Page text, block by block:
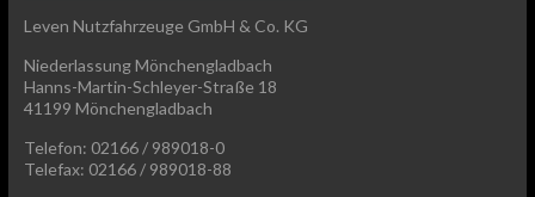
Leven Nutzfahrzeuge GmbH & Co. KG
Niederlassung Mönchengladbach
Hanns-Martin-Schleyer-Straße 18
41199 Mönchengladbach
Telefon: 02166 / 989018-0
Telefax: 02166 / 989018-88